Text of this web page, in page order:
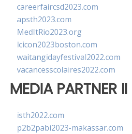
careerfaircsd2023.com
apsth2023.com
MedItRio2023.org
lcicon2023boston.com
waitangidayfestival2022.com
vacancesscolaires2022.com
MEDIA PARTNER II
isth2022.com
p2b2pabi2023-makassar.com